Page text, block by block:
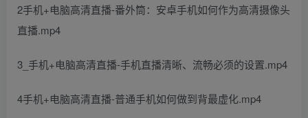
2手机+电脑高清直播-番外筒：安卓手机如何作为高清摄像头
直播.mp4
3_手机+电脑高清直播-手机直播清晰、流畅必须的设置.mp4
4手机+电脑高清直播-普通手机如何做到背最虚化.mp4